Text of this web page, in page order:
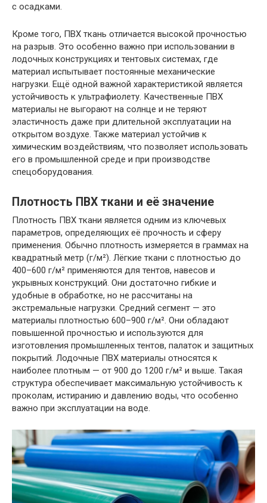
с осадками.
Кроме того, ПВХ ткань отличается высокой прочностью
на разрыв. Это особенно важно при использовании в
лодочных конструкциях и тентовых системах, где
материал испытывает постоянные механические
нагрузки. Ещё одной важной характеристикой является
устойчивость к ультрафиолету. Качественные ПВХ
материалы не выгорают на солнце и не теряют
эластичность даже при длительной эксплуатации на
открытом воздухе. Также материал устойчив к
химическим воздействиям, что позволяет использовать
его в промышленной среде и при производстве
спецоборудования.
Плотность ПВХ ткани и её значение
Плотность ПВХ ткани является одним из ключевых
параметров, определяющих её прочность и сферу
применения. Обычно плотность измеряется в граммах на
квадратный метр (г/м²). Лёгкие ткани с плотностью до
400–600 г/м² применяются для тентов, навесов и
укрывных конструкций. Они достаточно гибкие и
удобные в обработке, но не рассчитаны на
экстремальные нагрузки. Средний сегмент — это
материалы плотностью 600–900 г/м². Они обладают
повышенной прочностью и используются для
изготовления промышленных тентов, палаток и защитных
покрытий. Лодочные ПВХ материалы относятся к
наиболее плотным — от 900 до 1200 г/м² и выше. Такая
структура обеспечивает максимальную устойчивость к
проколам, истиранию и давлению воды, что особенно
важно при эксплуатации на воде.